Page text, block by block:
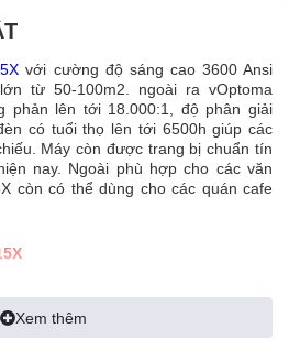
với cường độ sáng cao 3600 Ansi
từ 50-100m2. ngoài ra vOptoma
phản lên tới 18.000:1, độ phân giải
có tuổi thọ lên tới 6500h giúp các
Máy còn được trang bị chuẩn tín
nay. Ngoài phù hợp cho các văn
còn có thể dùng cho các quán cafe
Xem thêm